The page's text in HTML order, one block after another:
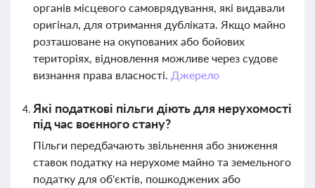
органів місцевого самоврядування, які видавали
оригінал, для отримання дубліката. Якщо майно
розташоване на окупованих або бойових
територіях, відновлення можливе через судове
визнання права власності. Джерело
Які податкові пільги діють для нерухомості
під час воєнного стану?
Пільги передбачають звільнення або зниження
ставок податку на нерухоме майно та земельного
податку для об'єктів, пошкоджених або